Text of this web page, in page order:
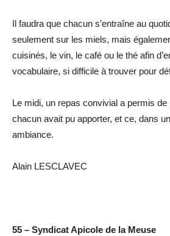
Il faudra que chacun s’entraîne au
seulement sur les miels, mais
cuisinés, le vin, le café ou le thé afin
vocabulaire, si difficile à trouver pour
Le midi, un repas convivial a permis
chacun avait pu apporter, et ce, dans
ambiance.
Alain LESCLAVEC
55 – Syndicat Apicole de la Meuse